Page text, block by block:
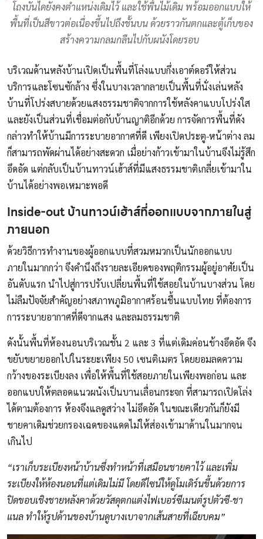
โถงบันไดยังคงตำแหน่งเดิมไว้ และใช้พื้นไม้เดิม พร้อมออกแบบให้
พื้นที่เป็นสีขาวต่อเนื่องขึ้นไปถึงชั้นบน ด้วยราวกันตกและตู้เก็บของ
สร้างความกลมกลืนไปกับผนังโดยรอบ
บริเวณด้านหลังบ้านเปิดเป็นพื้นที่โล่งแบบกึ่งเอาต์ดอร์ให้ส่วน
บริการและโซนซักล้าง ซึ่งในบางเวลากลายเป็นพื้นที่นั่งเล่นหลัง
บ้านที่โปร่งสบายด้วยแสงธรรมชาติจากการใช้หลังคาแบบโปร่งใส
และยังเป็นส่วนที่เชื่อมต่อกับบ้านญาติอีกด้วย การจัดการพื้นที่ดัง
กล่าวทำให้บ้านมีการระบายอากาศที่ดี เพียงเปิดประตู-หน้าต่าง ลม
ก็สามารถพัดผ่านได้อย่างสะดวก เมื่อย่างก้าวเข้ามาในบ้านจึงไม่รู้สึก
อึดอัด แต่กลับเป็นบ้านทาวน์เฮ้าส์ที่มีแสงธรรมชาติเกลี่ยเข้ามาใน
บ้านได้อย่างพอเหมาะพอดี
Inside-out บ้านทาวน์เฮ้าส์ที่ออกแบบจากภายในสู่
ภายนอก
ด้วยวิธีการทำงานของผู้ออกแบบที่สวมหมวกเป็นนักออกแบบ
ภายในมากกว่า จึงคำนึงถึงรายละเอียดของพฤติกรรมผู้อยู่อาศัยเป็น
อันดับแรก นำไปสู่การปรับเปลี่ยนพื้นที่ใช้สอยในบ้านบางส่วน โดย
ไม่ลืมปัจจัยสำคัญอย่างสภาพภูมิอากาศร้อนชื้นแบบไทย ที่ต้องการ
การระบายอากาศที่ดีจากแสง และลมธรรมชาติ
ดังนั้นพื้นที่ห้องนอนบริเวณชั้น 2 และ 3 ที่แต่เดิมค่อนข้างอึดอัด จึง
ขยับขยายออกไปในระยะเพียง 50 เซนติเมตร โดยยอมลดความ
กว้างของระเบียงลง เพื่อให้พื้นที่ใช้สอยภายในเพียงพอก่อน และ
ออกแบบให้ตลอดแนวผนังเป็นบานเลื่อนกระจก ที่สามารถเปิดโล่ง
ได้ตามต้องการ ห้องจึงแลดูสว่าง ไม่อึดอัด ในขณะเดียวกันก็ยังมี
ชายคาเดิมช่วยกรองเฉดของแดดไม่ให้ส่องเข้ามาด้านในมากจน
เกินไป
“เราเก็บระเบียงหน้าบ้านซึ่งทำหน้าที่เสมือนชายคาไว้ และเพิ่ม
ระเบียงให้ห้องนอนที่แต่เดิมไม่มี โดยดีไซน์ให้ดูโมเดิร์นขึ้นด้วยการ
ปิดขอบเชิงชายหลังคาด้วยวัสดุตกแต่งไฟเบอร์ซีเมนต์รูปตัวซี-ชา
แนล ทำให้รูปด้านของบ้านดูบางเบาจากเส้นสายที่เฉียบคม”